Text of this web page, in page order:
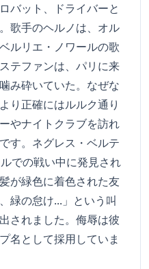
バット、ドライバーと
歌手のヘルノは、オル
ルリエ・ノワールの歌
テファンは、パリに来
み砕いていた。なぜな
り正確にはルルク通り
やナイトクラブを訪れ
す。ネグレス・ベルテ
での戦い中に発見され
が緑色に着色された友
緑の怠け...」という叫
されました。侮辱は彼
名として採用していま